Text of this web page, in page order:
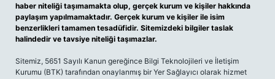
haber niteliği taşımamakta olup, gerçek kurum ve kişiler hakkında
paylaşım yapılmamaktadır. Gerçek kurum ve kişiler ile isim
benzerlikleri tamamen tesadüfidir. Sitemizdeki bilgiler taslak
halindedir ve tavsiye niteliği taşımazlar.
Sitemiz, 5651 Sayılı Kanun gereğince Bilgi Teknolojileri ve İletişim
Kurumu (BTK) tarafından onaylanmış bir Yer Sağlayıcı olarak hizmet